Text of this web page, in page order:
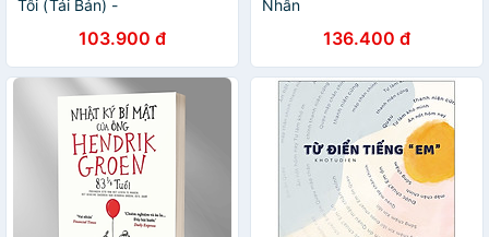
Tôi (Tái Bản) -
103.900 đ
Nhân
136.400 đ